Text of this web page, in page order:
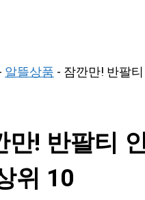
알뜰상품- 잠깐만! 반팔
만! 반팔티
위 10